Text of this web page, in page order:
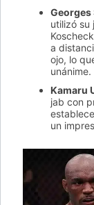
Georges
utilizó su
a
ojo, lo
unánime.
Kamaru
jab con
un